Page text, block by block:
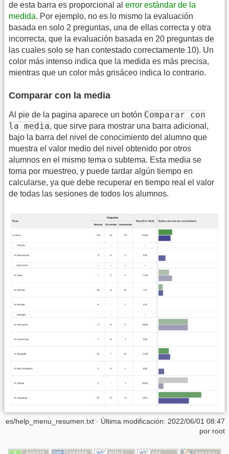
de esta barra es proporcional al error estándar de la
medida. Por ejemplo, no es lo mismo la evaluación
basada en solo 2 preguntas, una de ellas correcta y otra
incorrecta, que la evaluación basada en 20 preguntas de
las cuales solo se han contestado correctamente 10). Un
color más intenso indica que la medida es más precisa,
mientras que un color más grisáceo indica lo contrario.
Comparar con la media
Al pie de la pagina aparece un botón Comparar con
la media, que sirve para mostrar una barra adicional,
bajo la barra del nivel de conocimiento del alumno que
muestra el valor medio del nivel obtenido por otros
alumnos en el mismo tema o subtema. Esta media se
toma por muestreo, y puede tardar algún tiempo en
calcularse, ya que debe recuperar en tiempo real el valor
de todas las sesiones de todos los alumnos.
es/help_menu_resumen.txt · Última modificación: 2022/06/01 08:47
por root